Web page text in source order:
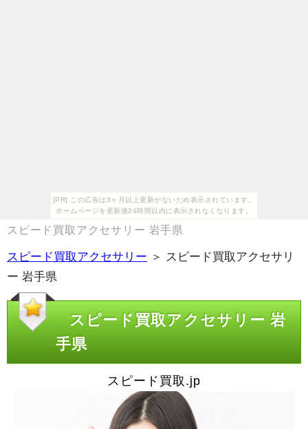
[PR] この広告は3ヶ月以上更新がないため表示されています。
ホームページを更新後24時間以内に表示されなくなります。
スピード買取アクセサリー 岩手県
スピード買取アクセサリー ＞ スピード買取アクセサリ
ー 岩手県
スピード買取アクセサリー 岩
手県
スピード買取.jp